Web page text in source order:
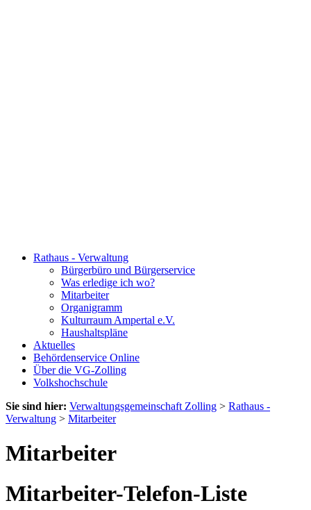
Rathaus - Verwaltung
Bürgerbüro und Bürgerservice
Was erledige ich wo?
Mitarbeiter
Organigramm
Kulturraum Ampertal e.V.
Haushaltspläne
Aktuelles
Behördenservice Online
Über die VG-Zolling
Volkshochschule
Sie sind hier: Verwaltungsgemeinschaft Zolling > Rathaus -
Verwaltung > Mitarbeiter
Mitarbeiter
Mitarbeiter-Telefon-Liste